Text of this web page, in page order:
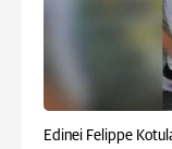
Edinei Felippe